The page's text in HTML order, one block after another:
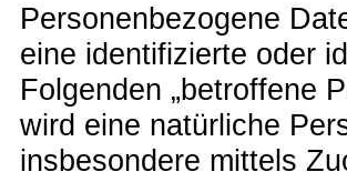
Personenbezogene
eine identifizierte oder
Folgenden „betroffene
wird eine natürliche
insbesondere mittels